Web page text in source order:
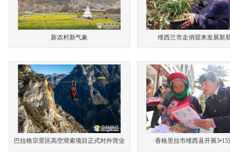
新农村新气象 维西兰市走俏迎来发展新
巴拉格宗景区高空滑索项目正式对外营业 香格里拉市维西县开展3•15